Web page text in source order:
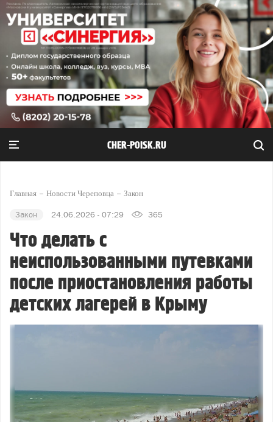
CHER-POISK.RU
Главная Новости Череповца Закон
Закон 24.06.2026 - 07:29 365
Что делать с
неиспользованными путевками
после приостановления работы
детских лагерей в Крыму